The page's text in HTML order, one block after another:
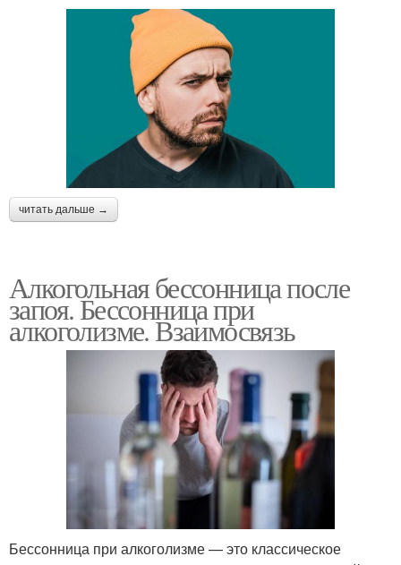
читать дальше →
Алкогольная бессонница после
запоя. Бессонница при
алкоголизме. Взаимосвязь
Бессонница при алкоголизме — это классическое